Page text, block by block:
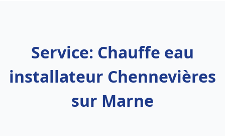
Service: Chauffe eau
installateur Chennevières
sur Marne